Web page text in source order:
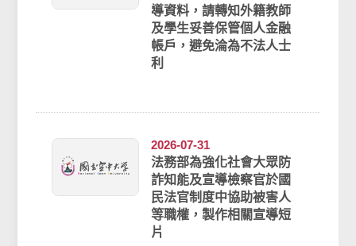
導資料，請轉知外籍教師
及學生妥善保管個人金融
帳戶，避免淪為不法人士
利
2026-07-31
法務部為強化社會大眾防
詐知能及宣導檢察官於國
民法官制度中協助被害人
等職權，製作相關宣導短
片